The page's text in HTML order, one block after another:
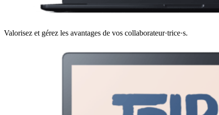
Valorisez et gérez les avantages de vos collaborateur·trice·s.